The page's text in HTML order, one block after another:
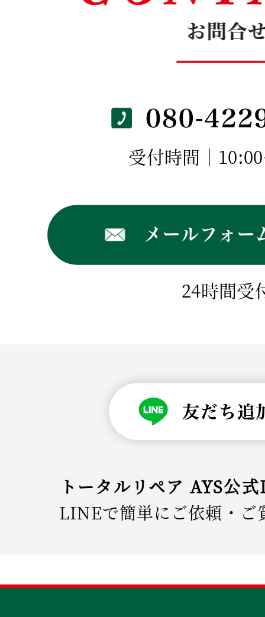
受付時間｜
24時間受
トータルリペア AYS公
LINEで簡単にご依頼・ご